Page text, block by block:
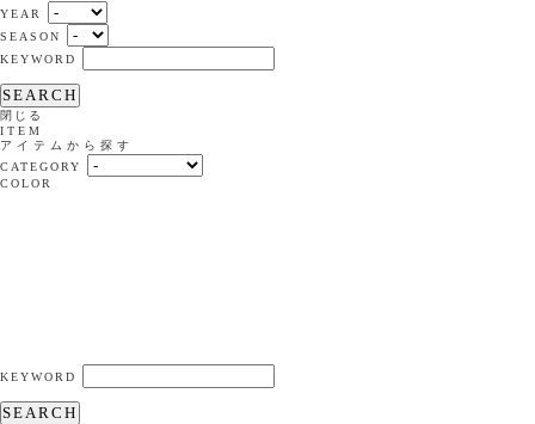
YEAR
SEASON
KEYWORD
SEARCH
閉じる
ITEM
アイテムから探す
CATEGORY
COLOR
KEYWORD
SEARCH